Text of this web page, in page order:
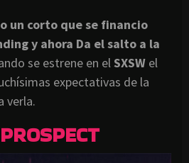
un corto que se financio
y ahora Da el salto a la
se estrene en elSXSW el
expectativas de la
verla.